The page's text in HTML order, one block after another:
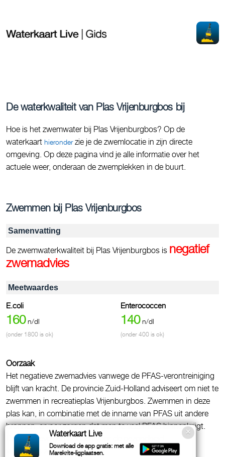
De waterkwaliteit van Plas Vrijenburgbos bij
Hoe is het zwemwater bij Plas Vrijenburgbos? Op de
waterkaart hieronderzie je de zwemlocatie in zijn directe
omgeving. Op deze pagina vind je alle informatie over het
actuele weer, onderaan de zwemplekken in de buurt.
Zwemmen bij Plas Vrijenburgbos
Samenvatting
De zwemwaterkwaliteit bij Plas Vrijenburgbos is negatief
zwemadvies
Meetwaardes
E.coli
160 n/dl
(onder 1800 is ok)
Enterococcen
140 n/dl
(onder 400 is ok)
Oorzaak
Het negatieve zwemadvies vanwege de PFAS-verontreiniging
blijft van kracht. De provincie Zuid-Holland adviseert om niet te
zwemmen in recreatieplas Vrijenburgbos. Zwemmen in deze
plas kan, in combinatie met de inname van PFAS uit andere
bronnen, ervoor zorgen dat men te veel PFAS binnenkrijgt.
Dat kan gevolgen hebben voor de gezondheid._
Vanaf:22-08-2023
Waterkaart Live
Download de app gratis: met alle
Marekrite-ligplaatsen.